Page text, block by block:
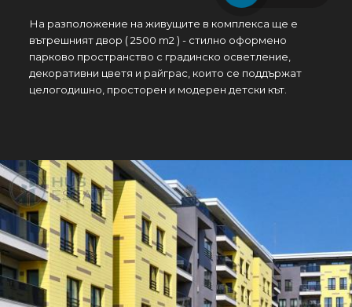
На разположение на живущите в комплекса ще e
вътрешният двор ( 2500 m2 ) - стилно оформено
парково пространство с градинско осветление,
декоративни цветя и райграс, които се поддържат
целогодишно, просторен и модерен детски кът.